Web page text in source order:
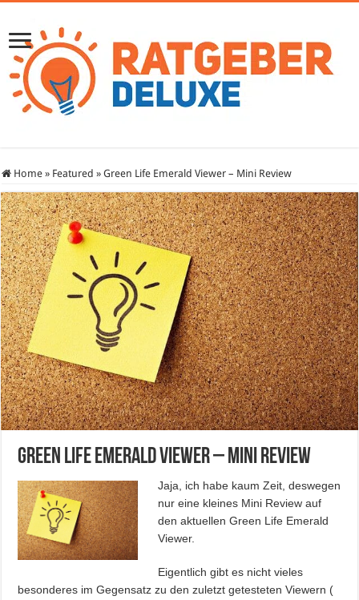
Home » Featured » Green Life Emerald Viewer – Mini Review
Green Life Emerald Viewer – Mini Review
Jaja, ich habe kaum Zeit, deswegen
nur eine kleines Mini Review auf
den aktuellen Green Life Emerald
Viewer.
Eigentlich gibt es nicht vieles
besonderes im Gegensatz zu den zuletzt getesteten Viewern (